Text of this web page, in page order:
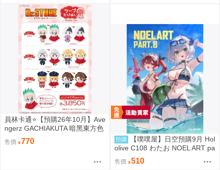
員林卡通⭐️【預購26年10月】Ave
ngerz GACHIAKUTA 暗黑東方色
彩 插圖卡片收藏集 中盒 0814
售價 770 預購
【噗噗屋】日空預購9月 Hol
olive C108 わたお NOEL ART pa
rt.8 白銀諾艾爾 寶鐘瑪琳 三期生
售價 510